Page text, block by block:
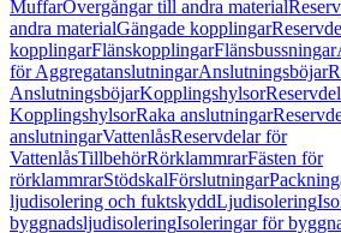
MuffarÖvergångar till andra material
andra materialGängade kopplingar
kopplingarFlänskopplingarFlänsbussningar
för AggregatanslutningarAnslutningsböjar
AnslutningsböjarKopplingshylsor
KopplingshylsorRaka anslutningar
anslutningarVattenlåsReservdelar för
VattenlåsTillbehörRörklammrarFästen för
rörklammrarStödskalFörslutningar
ljudisolering och fuktskyddLjudisolering
byggnadsljudisoleringIsoleringar för